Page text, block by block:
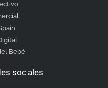
Bebé
sociales